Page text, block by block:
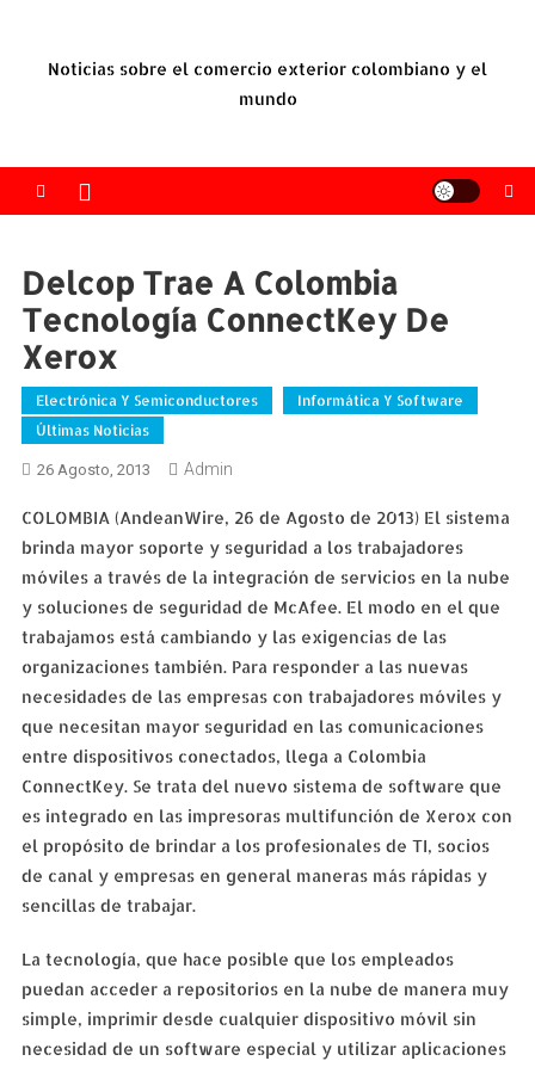
contenidoNoticias sobre el comercio exterior colombiano y el
mundo
Delcop Trae A Colombia
Tecnología ConnectKey De
Xerox
Electrónica Y Semiconductores
Informática Y Software
Últimas Noticias
26 Agosto, 2013 Admin
COLOMBIA (AndeanWire, 26 de Agosto de 2013) El sistema
brinda mayor soporte y seguridad a los trabajadores
móviles a través de la integración de servicios en la nube
y soluciones de seguridad de McAfee. El modo en el que
trabajamos está cambiando y las exigencias de las
organizaciones también. Para responder a las nuevas
necesidades de las empresas con trabajadores móviles y
que necesitan mayor seguridad en las comunicaciones
entre dispositivos conectados, llega a Colombia
ConnectKey. Se trata del nuevo sistema de software que
es integrado en las impresoras multifunción de Xerox con
el propósito de brindar a los profesionales de TI, socios
de canal y empresas en general maneras más rápidas y
sencillas de trabajar.
La tecnología, que hace posible que los empleados
puedan acceder a repositorios en la nube de manera muy
simple, imprimir desde cualquier dispositivo móvil sin
necesidad de un software especial y utilizar aplicaciones